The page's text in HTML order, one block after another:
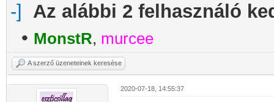
Az alábbi 2 felhasználó
• MonstR, murcee
A szerző üzeneteinek keresése
2020-07-18, 14:55:37